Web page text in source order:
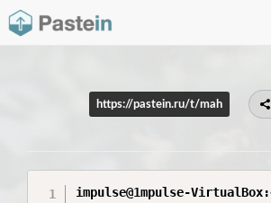
https://pastein.ru/t/mah
impulse@1mpulse-